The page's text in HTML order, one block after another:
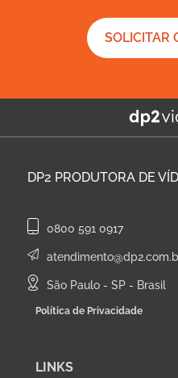
SOLICITAR
DP2 PRODUTORA DE
0800 591 0917
São Paulo - SP - Brasil
Política de Privacidade
LINKS